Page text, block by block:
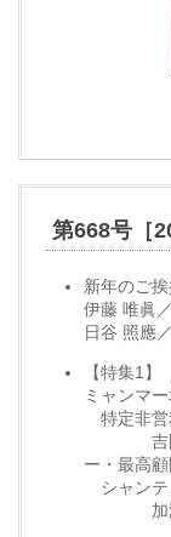
第668号［
新年のご
伊藤 唯眞
日谷 照應
【特集1】
ミャンマ
特定非営
吉岡秀
ー・最高顧
シャンテ
加瀬貴